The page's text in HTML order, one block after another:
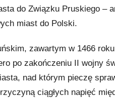
do Związku Pruskiego –
miast do Polski.
zawartym w 1466
po zakończeniu II wojny
nad którym pieczę
ciągłych napięć